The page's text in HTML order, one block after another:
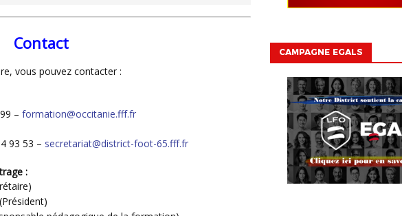
Contact
vous pouvez contacter :
– formation@occitanie.fff.fr
93 53 – secretariat@district-foot-65.fff.fr
:
CAMPAGNE EGALS